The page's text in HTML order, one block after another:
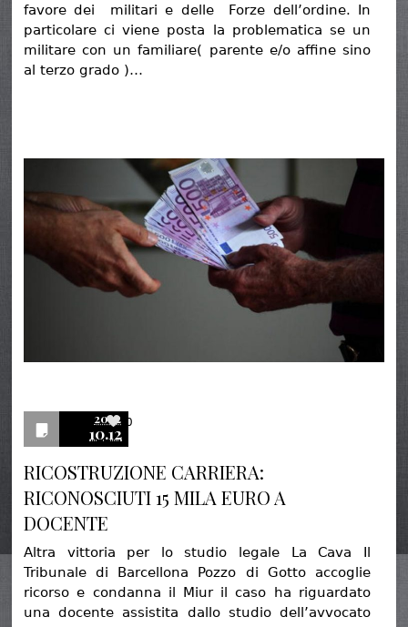
favore dei militari e delle Forze dell’ordine. In
particolare ci viene posta la problematica se un
militare con un familiare( parente e/o affine sino
al terzo grado )…
2022
10.12
0
RICOSTRUZIONE CARRIERA:
RICONOSCIUTI 15 MILA EURO A
DOCENTE
Altra vittoria per lo studio legale La Cava Il
Tribunale di Barcellona Pozzo di Gotto accoglie
ricorso e condanna il Miur il caso ha riguardato
una docente assistita dallo studio dell’avvocato